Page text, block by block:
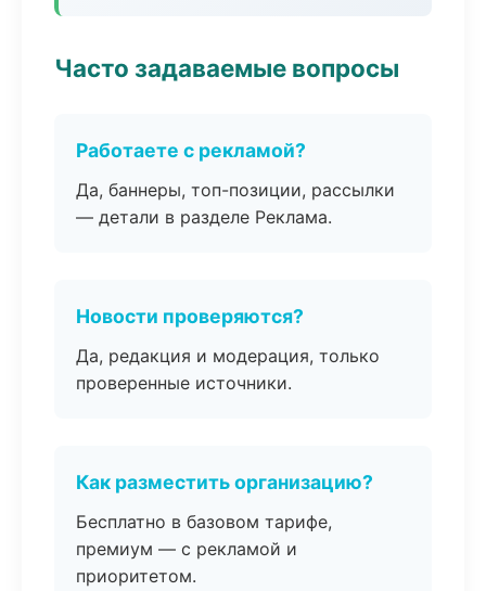
Часто задаваемые вопросы
Работаете с рекламой?
Да, баннеры, топ-позиции, рассылки
— детали в разделе Реклама.
Новости проверяются?
Да, редакция и модерация, только
проверенные источники.
Как разместить организацию?
Бесплатно в базовом тарифе,
премиум — с рекламой и
приоритетом.